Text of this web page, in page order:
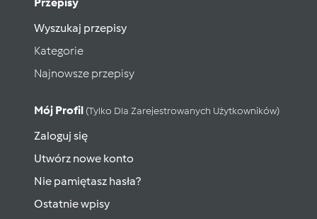
Wyszukaj przepisy
Kategorie
Najnowsze przepisy
Mój Profil (tylko Dla Zarejestrowanych Użytkowników)
Zaloguj się
Utwórz nowe konto
Nie pamiętasz hasła?
Ostatnie wpisy